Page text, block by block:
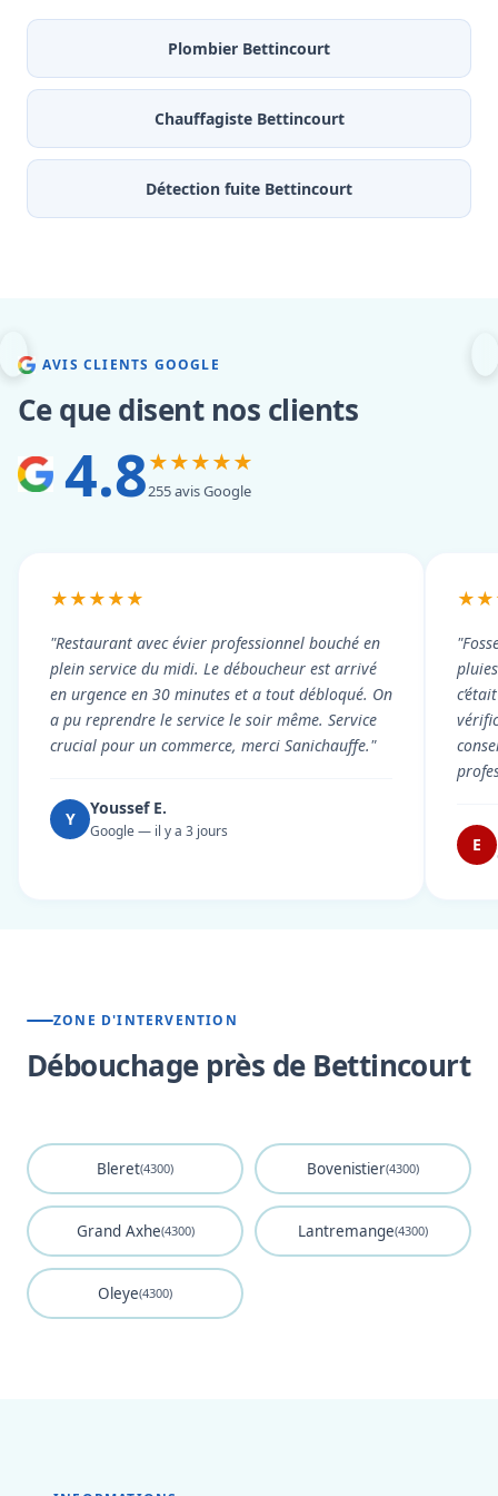
Plombier Bettincourt
Chauffagiste Bettincourt
Détection fuite Bettincourt
AVIS CLIENTS GOOGLE
Ce que disent nos clients
4.8★★★★★
255 avis Google
★★★★★
"Restaurant avec évier professionnel bouché en
plein service du midi. Le déboucheur est arrivé
en urgence en 30 minutes et a tout débloqué. On
a pu reprendre le service le soir même. Service
crucial pour un commerce, merci Sanichauffe."
Y
Youssef E.
Google — il y a 3 jours
E
ZONE D'INTERVENTION
Débouchage près de Bettincourt
Bleret(4300) Bovenistier(4300)
Grand Axhe(4300) Lantremange(4300)
Oleye(4300)